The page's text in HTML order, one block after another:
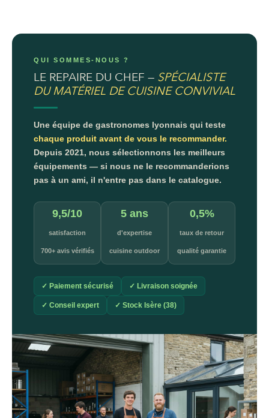
QUI SOMMES-NOUS ?
LE REPAIRE DU CHEF — SPÉCIALISTE
DU MATÉRIEL DE CUISINE CONVIVIAL
Une équipe de gastronomes lyonnais qui teste
chaque produit avant de vous le recommander.
Depuis 2021, nous sélectionnons les meilleurs
équipements — si nous ne le recommanderions
pas à un ami, il n'entre pas dans le catalogue.
9,5/10
satisfaction
700+ avis vérifiés
5 ans
d'expertise
cuisine outdoor
0,5%
taux de retour
qualité garantie
✓ Paiement sécurisé ✓ Livraison soignée
✓ Conseil expert ✓ Stock Isère (38)